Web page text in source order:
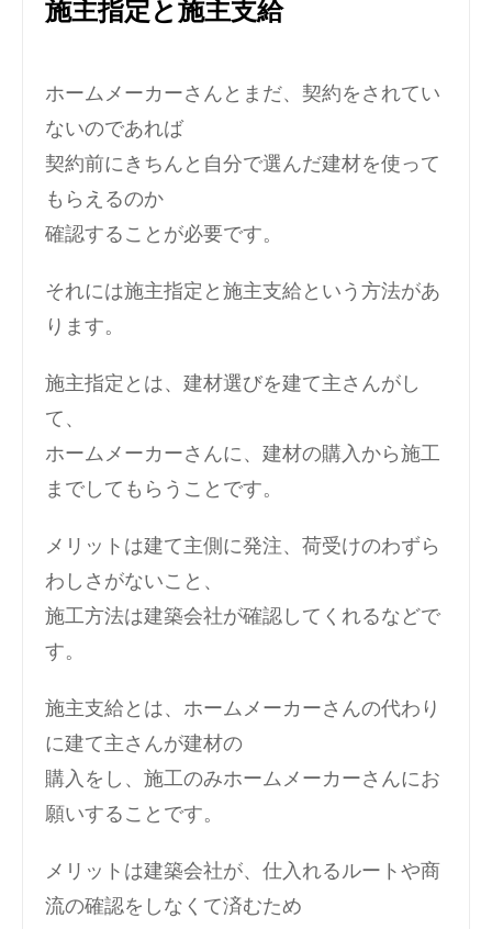
施主指定と施主支給
ホームメーカーさんとまだ、契約をされてい
ないのであれば
契約前にきちんと自分で選んだ建材を使って
もらえるのか
確認することが必要です。
それには施主指定と施主支給という方法があ
ります。
施主指定とは、建材選びを建て主さんがし
て、
ホームメーカーさんに、建材の購入から施工
までしてもらうことです。
メリットは建て主側に発注、荷受けのわずら
わしさがないこと、
施工方法は建築会社が確認してくれるなどで
す。
施主支給とは、ホームメーカーさんの代わり
に建て主さんが建材の
購入をし、施工のみホームメーカーさんにお
願いすることです。
メリットは建築会社が、仕入れるルートや商
流の確認をしなくて済むため